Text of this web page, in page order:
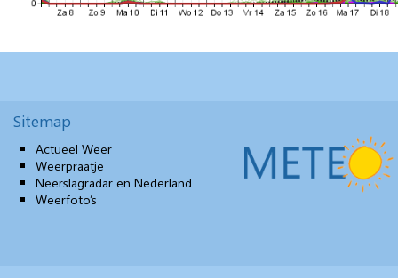
Sitemap
Actueel Weer
Weerpraatje
Neerslagradar en Nederland
Weerfoto’s